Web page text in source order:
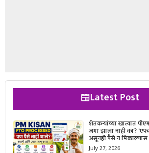
Latest Post
शेतकऱ्यांच्या खात्यात
जमा झाला नाही का?
असूनही पैसे न
सविस्तर माहिती जाणून घ्या.
July 27, 2026